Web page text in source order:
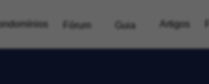
Fórum Guia Artigos